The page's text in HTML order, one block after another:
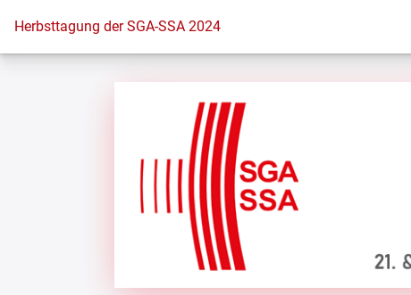
Zur Startseite
Herbsttagung der SGA-SSA 2024